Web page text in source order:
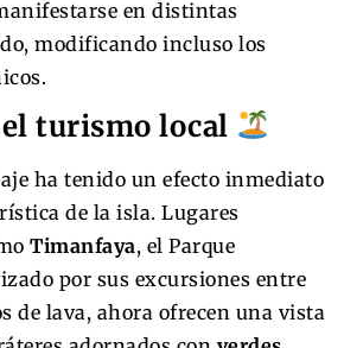
en distintas
modificando incluso los
turismo local
ha tenido un efecto inmediato
de la isla. Lugares
Timanfaya, el Parque
por sus excursiones entre
de lava, ahora ofrecen una vista